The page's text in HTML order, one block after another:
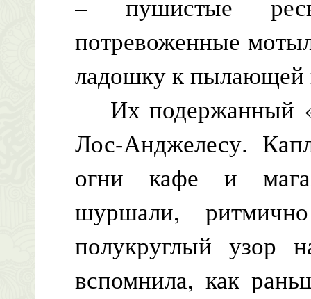
потревоженные
ладошку к пылающей
Их подержанный
Лос-Анджелесу.
огни кафе и
шуршали,
полукруглый узор
вспомнила, как